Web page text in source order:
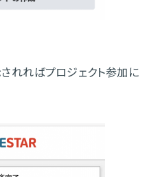
れればプロジェクト参加に